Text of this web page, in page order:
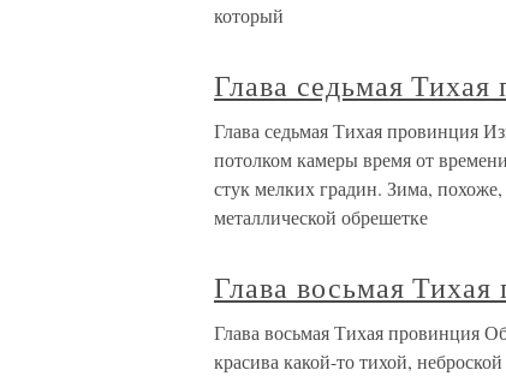
который
Глава седьмая
Глава седьмая Тихая провинция
потолком камеры время от
стук мелких градин. Зима,
металлической обрешетке
Глава восьмая
Глава восьмая Тихая провинция
красива какой-то тихой,